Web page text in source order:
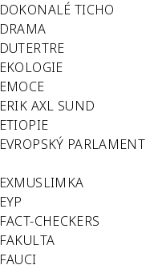
DOKONALÉ TICHO
DRAMA
DUTERTRE
EKOLOGIE
EMOCE
ERIK AXL SUND
ETIOPIE
EVROPSKÝ PARLAMENT
EXMUSLIMKA
EYP
FACT-CHECKERS
FAKULTA
FAUCI